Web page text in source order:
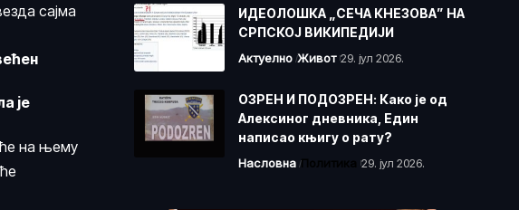
сајма
је
ће на њему
ИДЕОЛОШКА „СЕЧА КНЕЗОВА” НА
СРПСКОЈ ВИКИПЕДИЈИ
Актуелно Живот 29. јул 2026.
ОЗРЕН И ПОДОЗРЕН: Како је од
Алексиног дневника, Един
написао књигу о рату?
Насловна Политика 29. јул 2026.